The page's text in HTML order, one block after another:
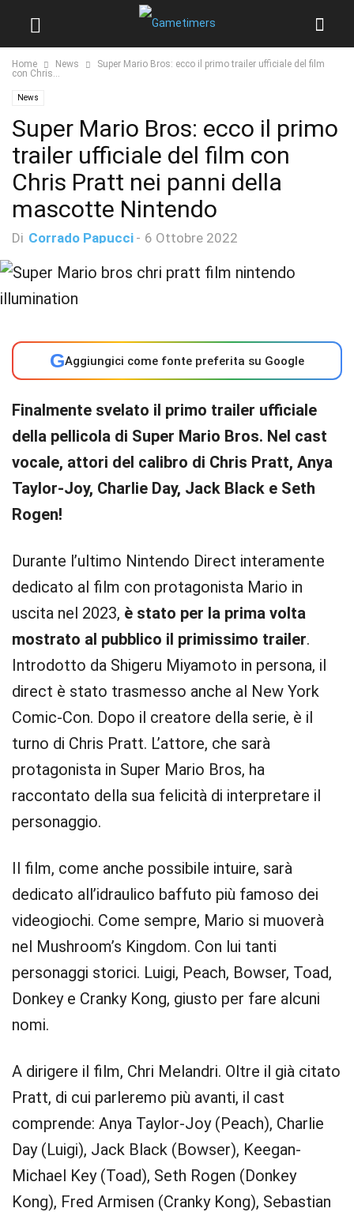
Home News
Super Mario Bros: ecco il primo trailer ufficiale del film
con Chris...
News
Super Mario Bros: ecco il primo
trailer ufficiale del film con
Chris Pratt nei panni della
mascotte Nintendo
Di Corrado Papucci - 6 Ottobre 2022
GAggiungici come fonte preferita su Google
Finalmente svelato il primo trailer ufficiale
della pellicola di Super Mario Bros. Nel cast
vocale, attori del calibro di Chris Pratt, Anya
Taylor-Joy, Charlie Day, Jack Black e Seth
Rogen!
Durante l’ultimo Nintendo Direct interamente
dedicato al film con protagonista Mario in
uscita nel 2023, è stato per la prima volta
mostrato al pubblico il primissimo trailer.
Introdotto da Shigeru Miyamoto in persona, il
direct è stato trasmesso anche al New York
Comic-Con. Dopo il creatore della serie, è il
turno di Chris Pratt. L’attore, che sarà
protagonista in Super Mario Bros, ha
raccontato della sua felicità di interpretare il
personaggio.
Il film, come anche possibile intuire, sarà
dedicato all’idraulico baffuto più famoso dei
videogiochi. Come sempre, Mario si muoverà
nel Mushroom’s Kingdom. Con lui tanti
personaggi storici. Luigi, Peach, Bowser, Toad,
Donkey e Cranky Kong, giusto per fare alcuni
nomi.
A dirigere il film, Chri Melandri. Oltre il già citato
Pratt, di cui parleremo più avanti, il cast
comprende: Anya Taylor-Joy (Peach), Charlie
Day (Luigi), Jack Black (Bowser), Keegan-
Michael Key (Toad), Seth Rogen (Donkey
Kong), Fred Armisen (Cranky Kong), Sebastian